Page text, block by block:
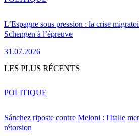
L’Espagne sous pression : la crise
Schengen à l’épreuve
31.07.2026
LES PLUS RÉCENTS
Sánchez riposte contre Meloni : l'Italie
rétorsion
POLITIQUE